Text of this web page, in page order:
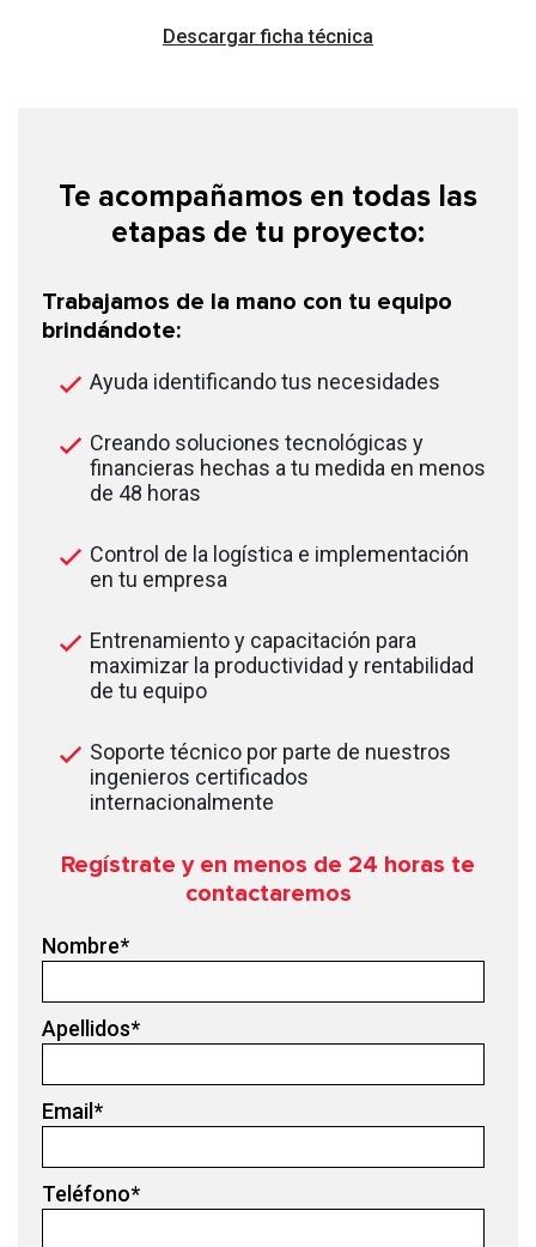
Descargar ficha técnica
Te acompañamos en todas las
etapas de tu proyecto:
Trabajamos de la mano con tu equipo
brindándote:
Ayuda identificando tus necesidades
Creando soluciones tecnológicas y
financieras hechas a tu medida en menos
de 48 horas
Control de la logística e implementación
en tu empresa
Entrenamiento y capacitación para
maximizar la productividad y rentabilidad
de tu equipo
Soporte técnico por parte de nuestros
ingenieros certificados
internacionalmente
Regístrate y en menos de 24 horas te
contactaremos
Nombre*
Apellidos*
Email*
Teléfono*